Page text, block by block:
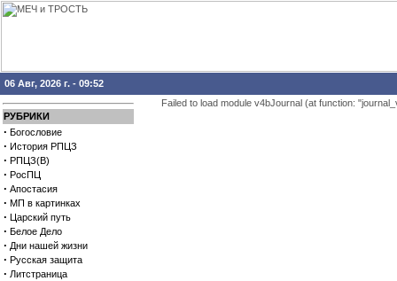
06 Авг, 2026 г. - 09:52
РУБРИКИ
· Богословие
· История РПЦЗ
· РПЦЗ(В)
· РосПЦ
· Апостасия
· МП в картинках
· Царский путь
· Белое Дело
· Дни нашей жизни
· Русская защита
· Литстраница
Failed to load module v4bJournal (at function: